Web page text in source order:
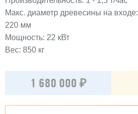
Макс. диаметр древесины на входе:
220 мм
Мощность: 22 кВт
Вес: 850 кг
1 680 000 ₽